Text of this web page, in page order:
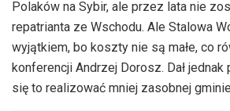
Polaków na Sybir, ale przez lata nie
repatrianta ze Wschodu. Ale Stalowa
wyjątkiem, bo koszty nie są małe, co
konferencji Andrzej Dorosz. Dał jednak
się to realizować mniej zasobnej